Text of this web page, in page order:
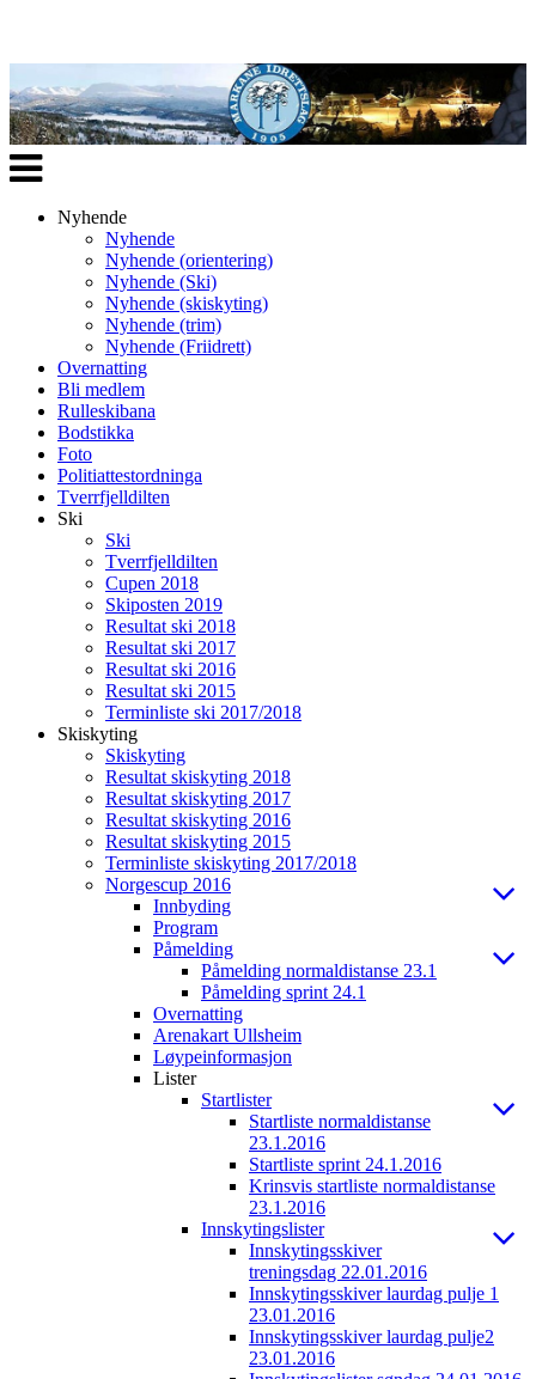
Veksle
navigasjon
Nyhende
Nyhende
Nyhende (orientering)
Nyhende (Ski)
Nyhende (skiskyting)
Nyhende (trim)
Nyhende (Friidrett)
Overnatting
Bli medlem
Rulleskibana
Bodstikka
Foto
Politiattestordninga
Tverrfjelldilten
Ski
Ski
Tverrfjelldilten
Cupen 2018
Skiposten 2019
Resultat ski 2018
Resultat ski 2017
Resultat ski 2016
Resultat ski 2015
Terminliste ski 2017/2018
Skiskyting
Skiskyting
Resultat skiskyting 2018
Resultat skiskyting 2017
Resultat skiskyting 2016
Resultat skiskyting 2015
Terminliste skiskyting 2017/2018
Norgescup 2016
Innbyding
Program
Påmelding
Påmelding normaldistanse 23.1
Påmelding sprint 24.1
Overnatting
Arenakart Ullsheim
Løypeinformasjon
Lister
Startlister
Startliste normaldistanse
23.1.2016
Startliste sprint 24.1.2016
Krinsvis startliste normaldistanse
23.1.2016
Innskytingslister
Innskytingsskiver
treningsdag 22.01.2016
Innskytingsskiver laurdag pulje 1
23.01.2016
Innskytingsskiver laurdag pulje2
23.01.2016